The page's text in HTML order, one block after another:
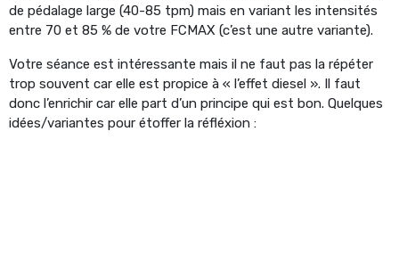
de pédalage large (40-85 tpm) mais en variant les intensités
entre 70 et 85 % de votre FCMAX (c’est une autre variante).
Votre séance est intéressante mais il ne faut pas la répéter
trop souvent car elle est propice à « l’effet diesel ». Il faut
donc l’enrichir car elle part d’un principe qui est bon. Quelques
idées/variantes pour étoffer la réfléxion :